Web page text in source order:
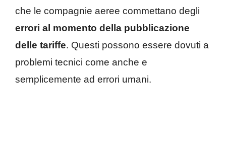
che le compagnie aeree commettano degli
errori al momento della pubblicazione
delle tariffe. Questi possono essere dovuti a
problemi tecnici come anche e
semplicemente ad errori umani.